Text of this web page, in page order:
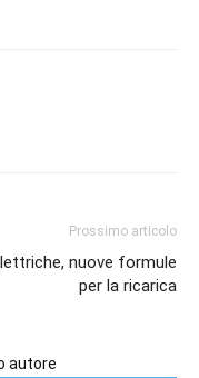
Prossimo articolo
nuove formule
per la ricarica
autore